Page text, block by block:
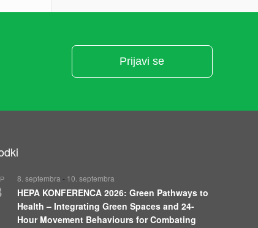
Prijavi se
8. septembra - 10. septembra
HEPA KONFERENCA 2026: Green Pathways to
Health – Integrating Green Spaces and 24-
Hour Movement Behaviours for Combating